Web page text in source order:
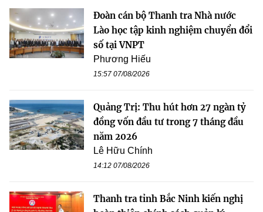
Đoàn cán bộ Thanh tra Nhà nước
Lào học tập kinh nghiệm chuyển đổi
số tại VNPT
Phương Hiếu
15:57 07/08/2026
Quảng Trị: Thu hút hơn 27 ngàn tỷ
đồng vốn đầu tư trong 7 tháng đầu
năm 2026
Lê Hữu Chính
14:12 07/08/2026
Thanh tra tỉnh Bắc Ninh kiến nghị